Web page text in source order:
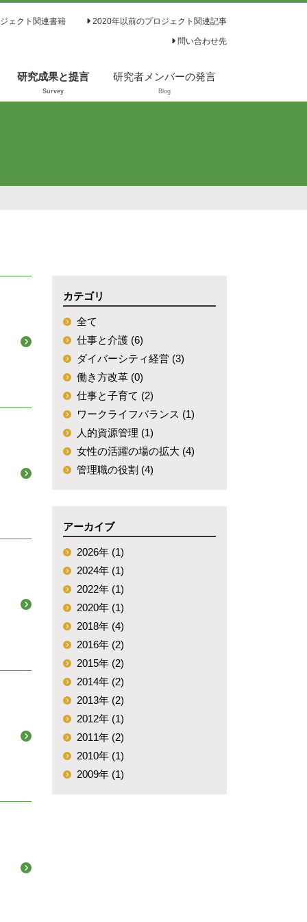
ェクト関連書籍 2020年以前のプロジェクト関連記事
問い合わせ先
研究成果と提言
Survey
研究者メンバーの発言
Blog
カテゴリ
全て
仕事と介護 (6)
ダイバーシティ経営 (3)
働き方改革 (0)
仕事と子育て (2)
ワークライフバランス (1)
人的資源管理 (1)
女性の活躍の場の拡大 (4)
管理職の役割 (4)
アーカイブ
2026年 (1)
2024年 (1)
2022年 (1)
2020年 (1)
2018年 (4)
2016年 (2)
2015年 (2)
2014年 (2)
2013年 (2)
2012年 (1)
2011年 (2)
2010年 (1)
2009年 (1)